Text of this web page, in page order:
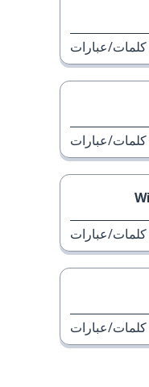
كلمات/عبارات
كلمات/عبارات
كلمات/عبارات
كلمات/عبارات